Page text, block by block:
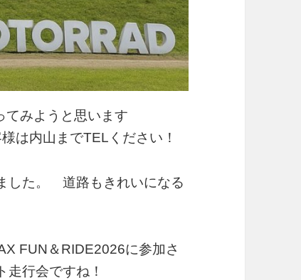
みようと思います
でTELください！
した。 道路もきれいになる
FUN＆RIDE2026に参加さ
行会ですね！